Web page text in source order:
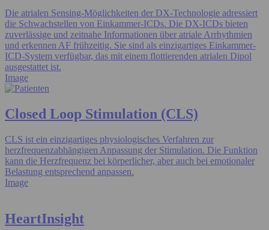
Die atrialen Sensing-Möglichkeiten der DX-Technologie adressiert
die Schwachstellen von Einkammer-ICDs. Die DX-ICDs bieten
zuverlässige und zeitnahe Informationen über atriale Arrhythmien
und erkennen AF frühzeitig. Sie sind als einzigartiges Einkammer-
ICD-System verfügbar, das mit einem flottierenden atrialen Dipol
ausgestattet ist.
Image
Closed Loop Stimulation (CLS)
CLS ist ein einzigartiges physiologisches Verfahren zur
herzfrequenzabhängigen Anpassung der Stimulation. Die Funktion
kann die Herzfrequenz bei körperlicher, aber auch bei emotionaler
Belastung entsprechend anpassen.
Image
HeartInsight